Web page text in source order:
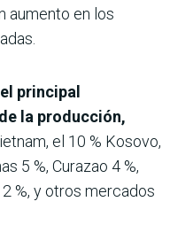
aumento en los
principal
la producción,
el 10 % Kosovo,
5 %, Curazao 4 %,
2 %, y otros mercados